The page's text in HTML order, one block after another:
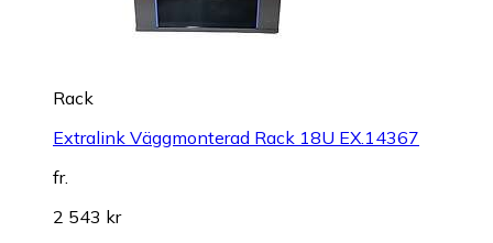
Rack
Extralink Väggmonterad Rack 18U EX.14367
fr.
2 543 kr